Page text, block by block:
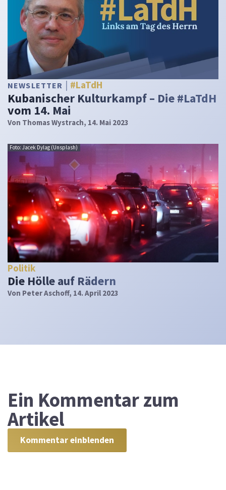
NEWSLETTER #LaTdH
Kubanischer Kulturkampf – Die #LaTdH
vom 14. Mai
Von Thomas Wystrach, 14. Mai 2023
Foto: Jacek Dylag (Unsplash)
Politik
Die Hölle auf Rädern
Von Peter Aschoff, 14. April 2023
Ein Kommentar zum
Artikel
Kommentar einblenden